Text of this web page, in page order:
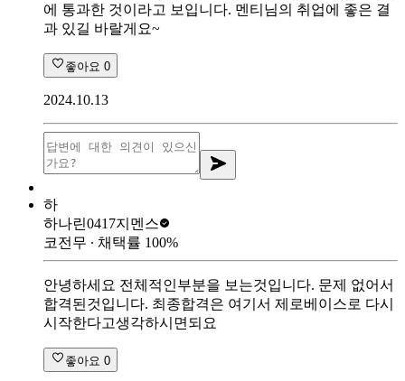
에 통과한 것이라고 보입니다. 멘티님의 취업에 좋은 결
과 있길 바랄게요~
좋아요 0
2024.10.13
하
하나린0417지멘스
코전무 ∙ 채택률 100%
안녕하세요 전체적인부분을 보는것입니다. 문제 없어서
합격된것입니다. 최종합격은 여기서 제로베이스로 다시
시작한다고생각하시면되요
좋아요 0